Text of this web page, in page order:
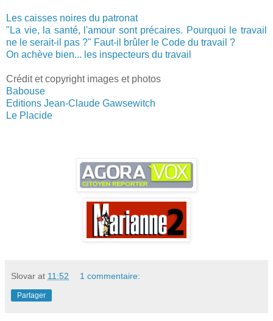
Les caisses noires du patronat
"La vie, la santé, l'amour sont précaires. Pourquoi le travail
ne le serait-il pas ?" Faut-il brûler le Code du travail ?
On achève bien... les inspecteurs du travail
Crédit et copyright images et photos
Babouse
Editions Jean-Claude Gawsewitch
Le Placide
Slovar at 11:52 1 commentaire:
Partager